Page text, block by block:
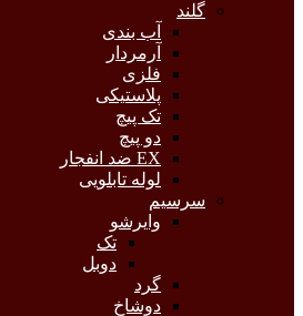
گلند
آب بندی
آرمردار
فلزی
پلاستیکی
تک پیچ
دو پیچ
EX ضد انفجار
لوله تابلویی
سرسیم
وایرشو
تک
دوبل
گرد
دوشاخ